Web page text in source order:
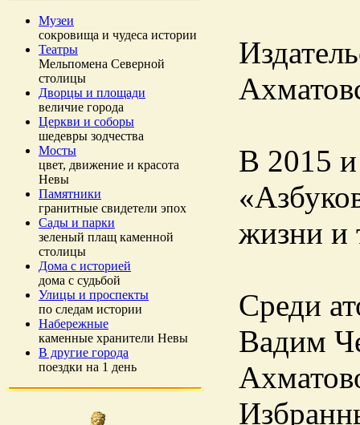
Музеи
сокровища и чудеса истории
Театры
Мельпомена Северной
столицы
Дворцы и площади
величие города
Церкви и соборы
шедевры зодчества
Мосты
цвет, движение и красота
Невы
Памятники
гранитные свидетели эпох
Сады и парки
зеленый плащ каменной
столицы
Дома с историей
дома с судьбой
Улицы и проспекты
по следам истории
Набережные
каменные хранители Невы
В другие города
поездки на 1 день
В 2015 и
жизни и
Среди
Вадим